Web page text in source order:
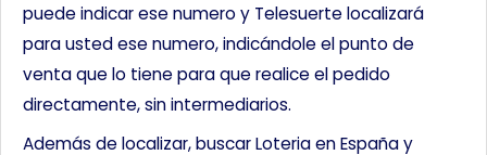
puede indicar ese numero y Telesuerte localizará
para usted ese numero, indicándole el punto de
venta que lo tiene para que realice el pedido
directamente, sin intermediarios.
Además de localizar, buscar Loteria en España y